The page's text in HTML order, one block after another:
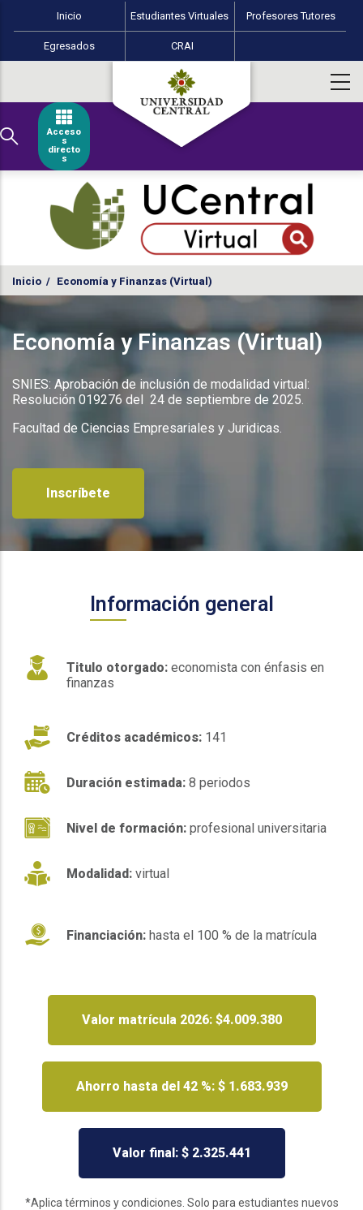
Pasar al contenido principal
Menú perfiles Educación Virtual
Inicio Estudiantes Virtuales Profesores Tutores
Egresados CRAI
Acceso
s
directo
s
Inicio / Economía y Finanzas (Virtual)
Economía y Finanzas (Virtual)
SNIES: Aprobación de inclusión de modalidad virtual:
Resolución 019276 del 24 de septiembre de 2025.
Facultad de Ciencias Empresariales y Juridicas.
Inscríbete
Información general
Titulo otorgado: economista con énfasis en
finanzas
Créditos académicos: 141
Duración estimada: 8 periodos
Nivel de formación: profesional universitaria
Modalidad: virtual
Financiación: hasta el 100 % de la matrícula
Valor matrícula 2026: $4.009.380
Ahorro hasta del 42 %: $ 1.683.939
Valor final: $ 2.325.441
*Aplica términos y condiciones. Solo para estudiantes nuevos